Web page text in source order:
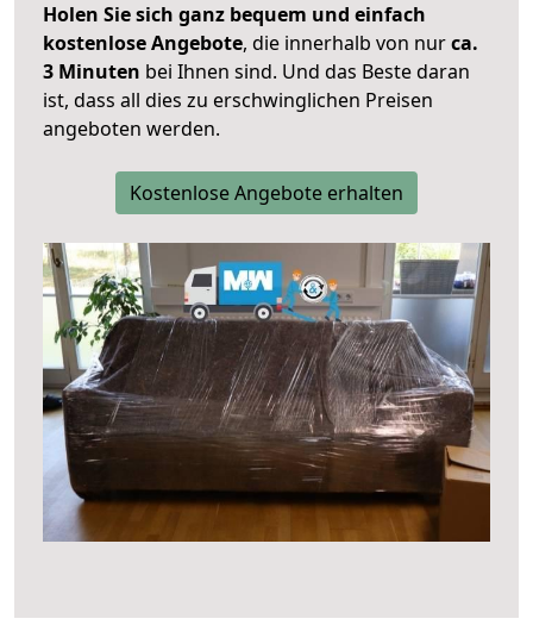
Holen Sie sich ganz bequem und einfach
kostenlose Angebote, die innerhalb von nurca.
3 Minuten bei Ihnen sind. Und das Beste daran
ist, dass all dies zu erschwinglichen Preisen
angeboten werden.
Kostenlose Angebote erhalten